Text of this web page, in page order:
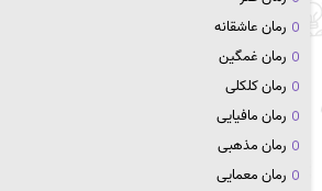
رمان عاشقانه
رمان غمگین
رمان کلکلی
رمان مافیایی
رمان مذهبی
رمان معمایی